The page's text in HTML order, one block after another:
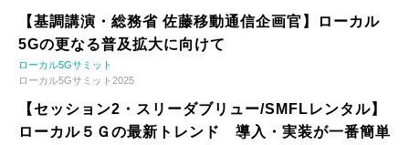
【基調講演・総務省 佐藤移動通信企画官】ローカル
5Gの更なる普及拡大に向けて
ローカル5Gサミット
ローカル5Gサミット2025
【セッション2・スリーダブリュー/SMFLレンタル】
ローカル５Ｇの最新トレンド 導入・実装が一番簡単